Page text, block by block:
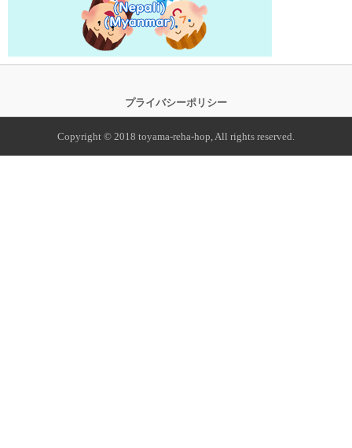
プライバシーポリシー
Copyright © 2018 toyama-reha-hop, All rights reserved.